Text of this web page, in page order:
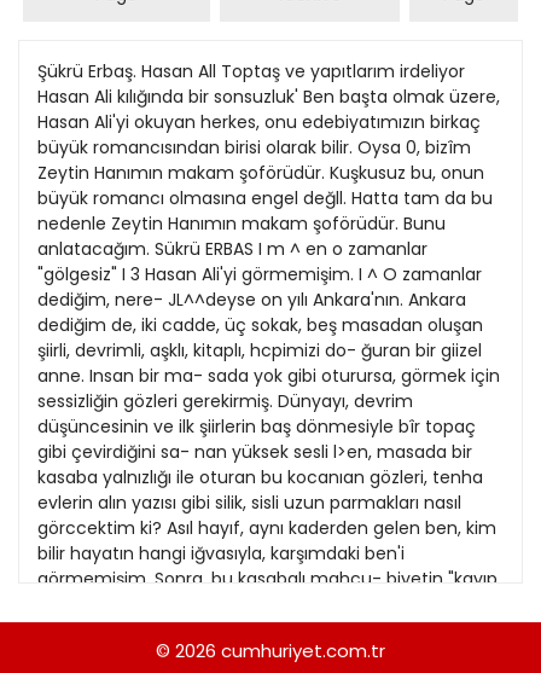
Evleniyoruz
Güney Dogu
Kitap Eki
Özel Ekler
Özel Okullar
Sevgililer Günü
Siyaset Eki
Sürdürülebilir yaşam
Turizm Eki
Yerel Yönetimler
1991
1990
1989
1988
1987
1986
1985
1984
1983
1982
1981
1980
19
20
21
22
23
24
25
26
27
28
29
30
11
12
13
14
15
16
17
18
19
20
21
22
23
Şükrü Erbaş. Hasan All Toptaş ve yapıtlarım irdeliyor
Hasan Ali kılığında bir sonsuzluk' Ben başta olmak üzere,
Hasan Ali'yi okuyan herkes, onu edebiyatımızın birkaç
büyük romancısından birisi olarak bilir. Oysa 0, bizîm
Zeytin Hanımın makam şoförüdür. Kuşkusuz bu, onun
büyük romancı olmasına engel değll. Hatta tam da bu
nedenle Zeytin Hanımın makam şoförüdür. Bunu
anlatacağım. Sükrü ERBAS I m ^ en o zamanlar
"gölgesiz" I 3 Hasan Ali'yi görmemişim. I ^ O zamanlar
dediğim, nere- JL^^deyse on yılı Ankara'nın. Ankara
dediğim de, iki cadde, üç sokak, beş masadan oluşan
şiirli, devrimli, aşklı, kitaplı, hcpimizi do- ğuran bir giizel
anne. Insan bir ma- sada yok gibi oturursa, görmek için
sessizliğin gözleri gerekirmiş. Dünyayı, devrim
düşüncesinin ve ilk şiirlerin baş dönmesiyle bîr topaç
gibi çevirdiğini sa- nan yüksek sesli l>en, masada bir
kasaba yalnızlığı ile oturan bu kocanıan gözleri, tenha
evlerin alın yazısı gibi silik, sisli uzun parmakları nasıl
görccektim ki? Asıl hayıf, aynı kaderden gelen ben, kim
bilir hayatın hangi iğvasıyla, karşımdaki ben'i
görmemişim. Sonra, bu kasabalı mahcu- biyetin "kayıp
Gördüğümde, Hasan'ım Ali değil ben, sinema kapısında,
afişlerde- ki biitün artistlerin yerine adımı yazarken,
© 2026 cumhuriyet.com.tr